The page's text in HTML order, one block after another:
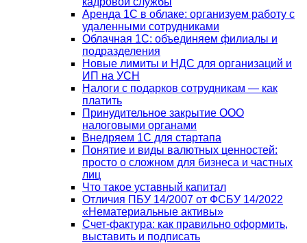
Аренда 1С в облаке: организуем работу с
удаленными сотрудниками
Облачная 1С: объединяем филиалы и
подразделения
Новые лимиты и НДС для организаций и
ИП на УСН
Налоги с подарков сотрудникам — как
платить
Принудительное закрытие ООО
налоговыми органами
Внедряем 1С для стартапа
Понятие и виды валютных ценностей:
просто о сложном для бизнеса и частных
лиц
Что такое уставный капитал
Отличия ПБУ 14/2007 от ФСБУ 14/2022
«Нематериальные активы»
Счет-фактура: как правильно оформить,
выставить и подписать